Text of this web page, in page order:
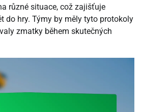
různé situace, což zajišťuje
do hry. Týmy by měly tyto protokoly
zmatky během skutečných